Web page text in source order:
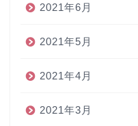
2021年6月
2021年5月
2021年4月
2021年3月